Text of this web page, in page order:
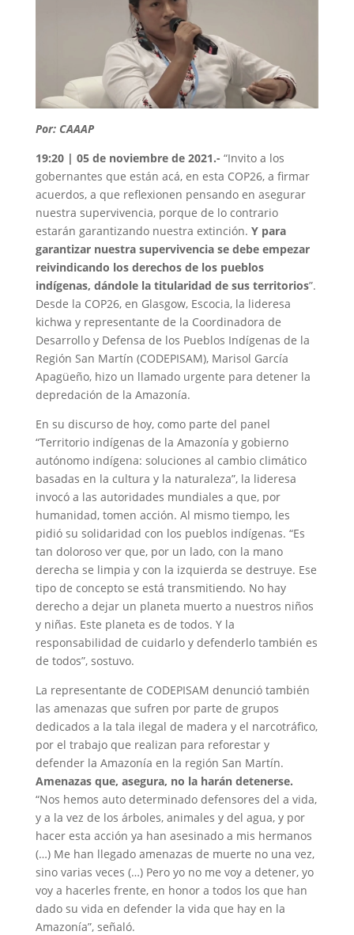
Por: CAAAP
19:20 | 05 de noviembre de 2021.- “Invito a los
gobernantes que están acá, en esta COP26, a firmar
acuerdos, a que reflexionen pensando en asegurar
nuestra supervivencia, porque de lo contrario
estarán garantizando nuestra extinción. Y para
garantizar nuestra supervivencia se debe empezar
reivindicando los derechos de los pueblos
indígenas, dándole la titularidad de sus territorios”.
Desde la COP26, en Glasgow, Escocia, la lideresa
kichwa y representante de la Coordinadora de
Desarrollo y Defensa de los Pueblos Indígenas de la
Región San Martín (CODEPISAM), Marisol García
Apagüeño, hizo un llamado urgente para detener la
depredación de la Amazonía.
En su discurso de hoy, como parte del panel
“Territorio indígenas de la Amazonía y gobierno
autónomo indígena: soluciones al cambio climático
basadas en la cultura y la naturaleza”, la lideresa
invocó a las autoridades mundiales a que, por
humanidad, tomen acción. Al mismo tiempo, les
pidió su solidaridad con los pueblos indígenas. “Es
tan doloroso ver que, por un lado, con la mano
derecha se limpia y con la izquierda se destruye. Ese
tipo de concepto se está transmitiendo. No hay
derecho a dejar un planeta muerto a nuestros niños
y niñas. Este planeta es de todos. Y la
responsabilidad de cuidarlo y defenderlo también es
de todos”, sostuvo.
La representante de CODEPISAM denunció también
las amenazas que sufren por parte de grupos
dedicados a la tala ilegal de madera y el narcotráfico,
por el trabajo que realizan para reforestar y
defender la Amazonía en la región San Martín.
Amenazas que, asegura, no la harán detenerse.
“Nos hemos auto determinado defensores del a vida,
y a la vez de los árboles, animales y del agua, y por
hacer esta acción ya han asesinado a mis hermanos
(…) Me han llegado amenazas de muerte no una vez,
sino varias veces (…) Pero yo no me voy a detener, yo
voy a hacerles frente, en honor a todos los que han
dado su vida en defender la vida que hay en la
Amazonía”, señaló.